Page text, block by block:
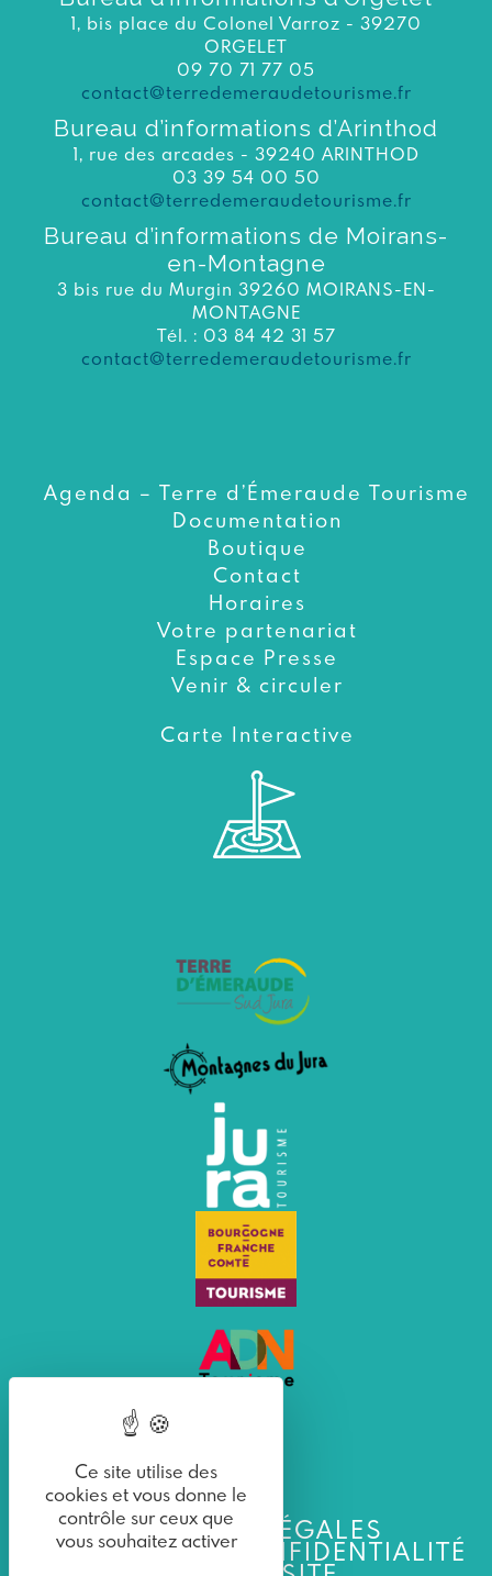
1, bis place du Colonel Varroz - 39270
ORGELET
09 70 71 77 05
contact@terredemeraudetourisme.fr
Bureau d’informations d’Arinthod
1, rue des arcades - 39240 ARINTHOD
03 39 54 00 50
contact@terredemeraudetourisme.fr
Bureau d’informations de Moirans-
en-Montagne
3 bis rue du Murgin 39260 MOIRANS-EN-
MONTAGNE
Tél. : 03 84 42 31 57
contact@terredemeraudetourisme.fr
Agenda – Terre d’Émeraude Tourisme
Documentation
Boutique
Contact
Horaires
Votre partenariat
Espace Presse
Venir & circuler
Carte Interactive
MENTIONS LÉGALES
POLITIQUE DE CONFIDENTIALITÉ
Ce site utilise des
cookies et vous donne le
contrôle sur ceux que
vous souhaitez activer